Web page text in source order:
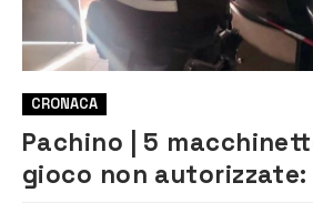
CRONACA
Pachino | 5
gioco non